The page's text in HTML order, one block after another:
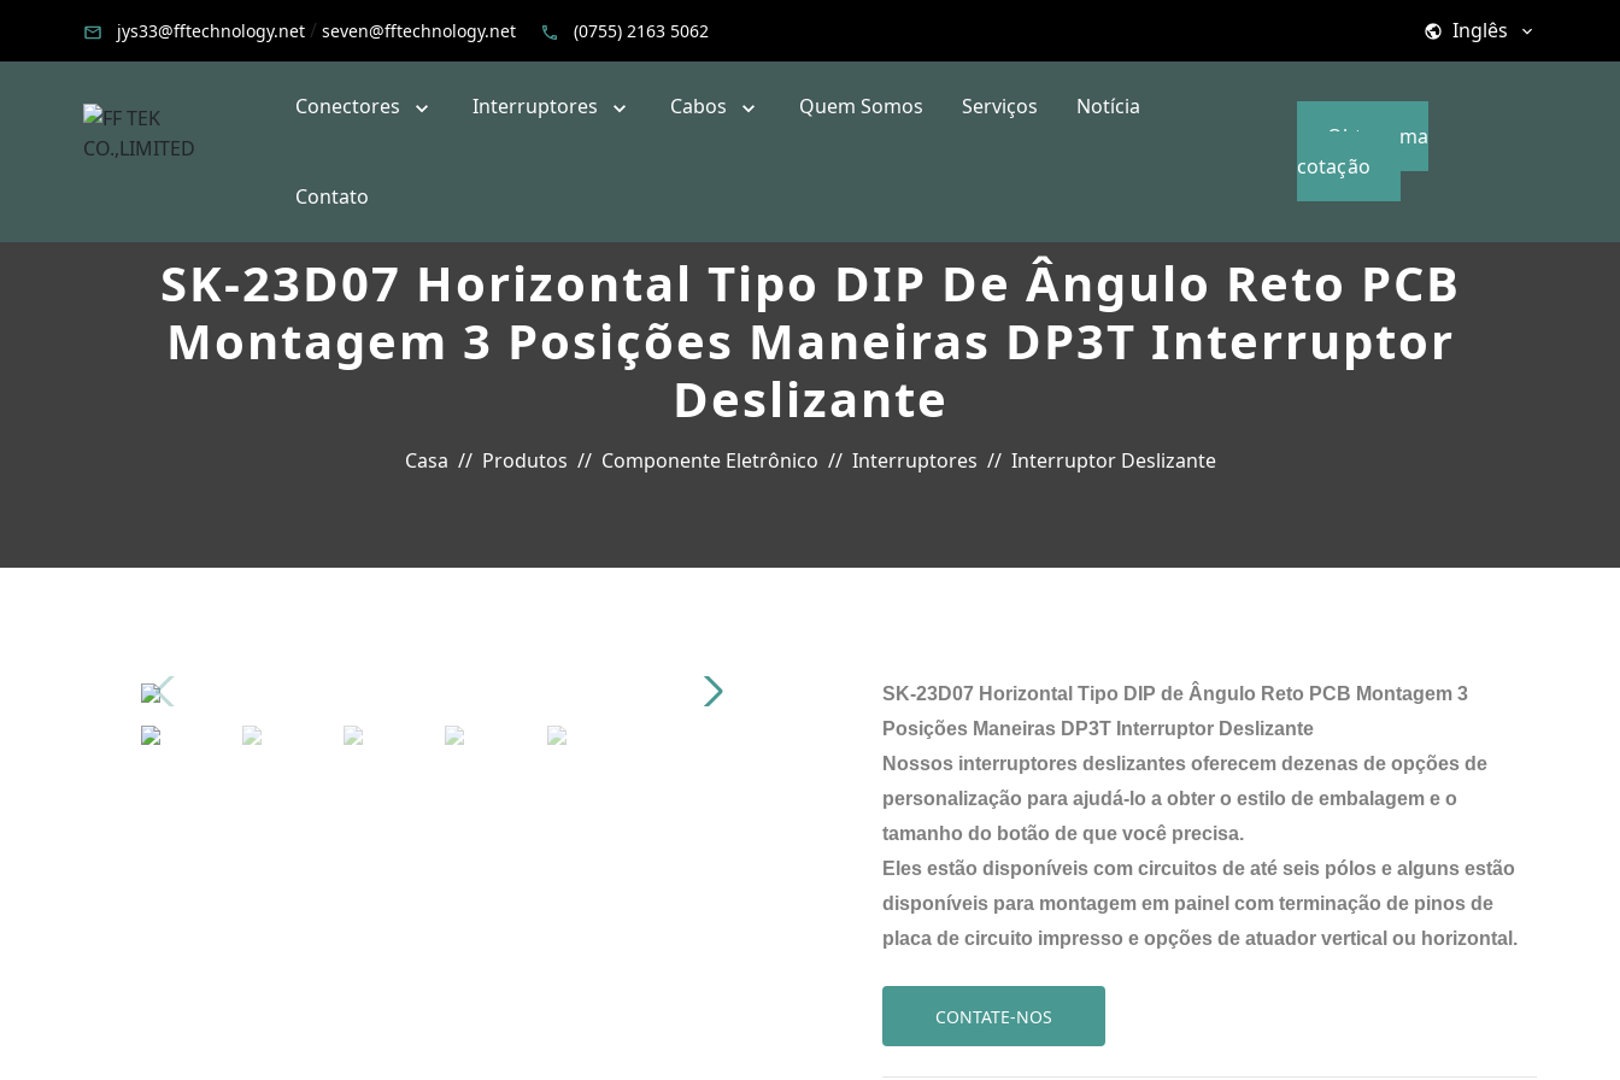
jys33@fftechnology.net / seven@fftechnology.net (0755) 2163 5062 Inglês
Conectores Interruptores Cabos Quem Somos Serviços Notícia
Contato
Obter uma
cotação
SK-23D07 Horizontal Tipo DIP De Ângulo Reto PCB
Montagem 3 Posições Maneiras DP3T Interruptor
Deslizante
Casa Produtos Componente Eletrônico Interruptores Interruptor Deslizante
SK-23D07 Horizontal Tipo DIP de Ângulo Reto PCB Montagem 3
Posições Maneiras DP3T Interruptor Deslizante
Nossos interruptores deslizantes oferecem dezenas de opções de
personalização para ajudá-lo a obter o estilo de embalagem e o
tamanho do botão de que você precisa.
Eles estão disponíveis com circuitos de até seis pólos e alguns estão
disponíveis para montagem em painel com terminação de pinos de
placa de circuito impresso e opções de atuador vertical ou horizontal.
CONTATE-NOS